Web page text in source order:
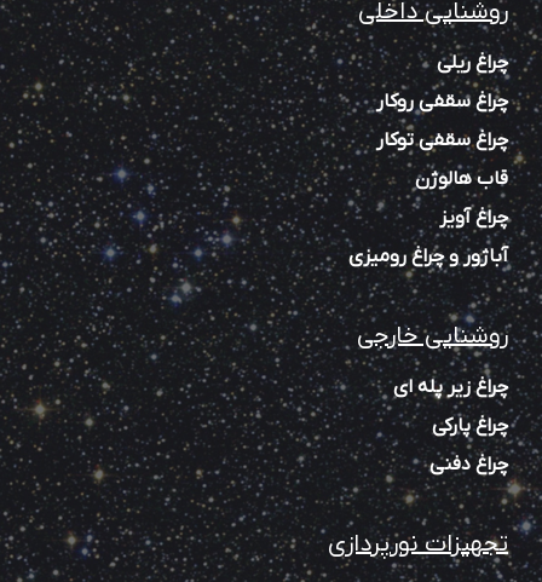
روشنایی داخلی
چراغ ریلی
چراغ سقفی روکار
چراغ سقفی توکار
قاب هالوژن
چراغ آویز
آباژور و چراغ رومیزی
روشنایی خارجی
چراغ زیر پله‌ ای
چراغ پارکی
چراغ دفنی
تجهیزات نورپردازی